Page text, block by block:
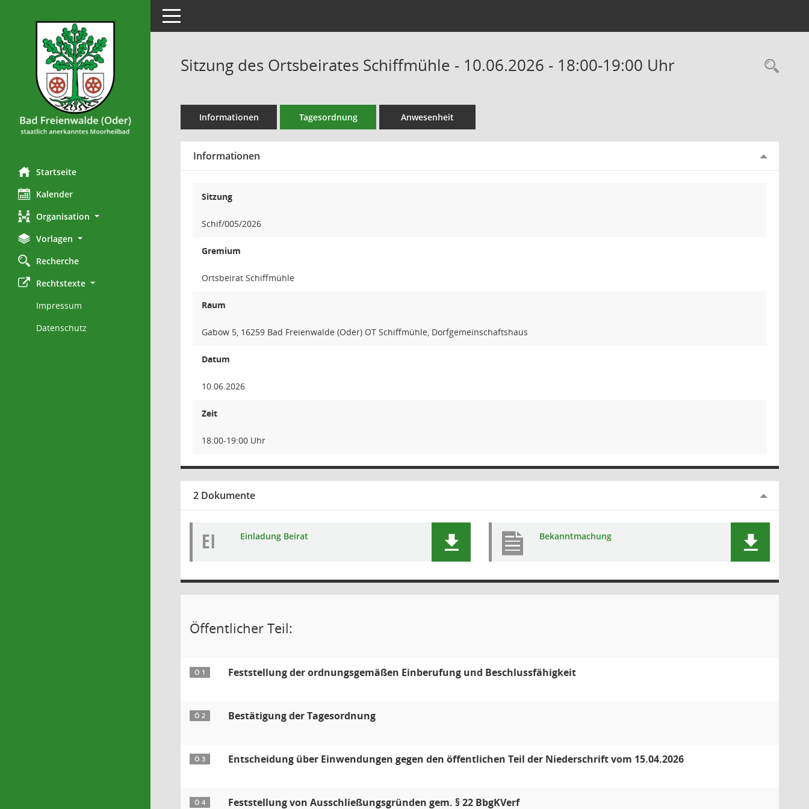
Startseite
Kalender
Organisation
Vorlagen
Recherche
Rechtstexte
Impressum
Datenschutz
Toggle navigation
Sitzung des Ortsbeirates Schiffmühle - 10.06.2026 - 18:00-19:00 Uhr
Informationen Tagesordnung Anwesenheit
Informationen
Sitzung
Schif/005/2026
Gremium
Ortsbeirat Schiffmühle
Raum
Gabow 5, 16259 Bad Freienwalde (Oder) OT Schiffmühle, Dorfgemeinschaftshaus
Datum
10.06.2026
Zeit
18:00-19:00 Uhr
2 Dokumente
EI Einladung Beirat Bekanntmachung
Öffentlicher Teil:
Ö 1 Feststellung der ordnungsgemäßen Einberufung und Beschlussfähigkeit
Ö 2 Bestätigung der Tagesordnung
Ö 3 Entscheidung über Einwendungen gegen den öffentlichen Teil der Niederschrift vom 15.04.2026
Ö 4 Feststellung von Ausschließungsgründen gem. § 22 BbgKVerf